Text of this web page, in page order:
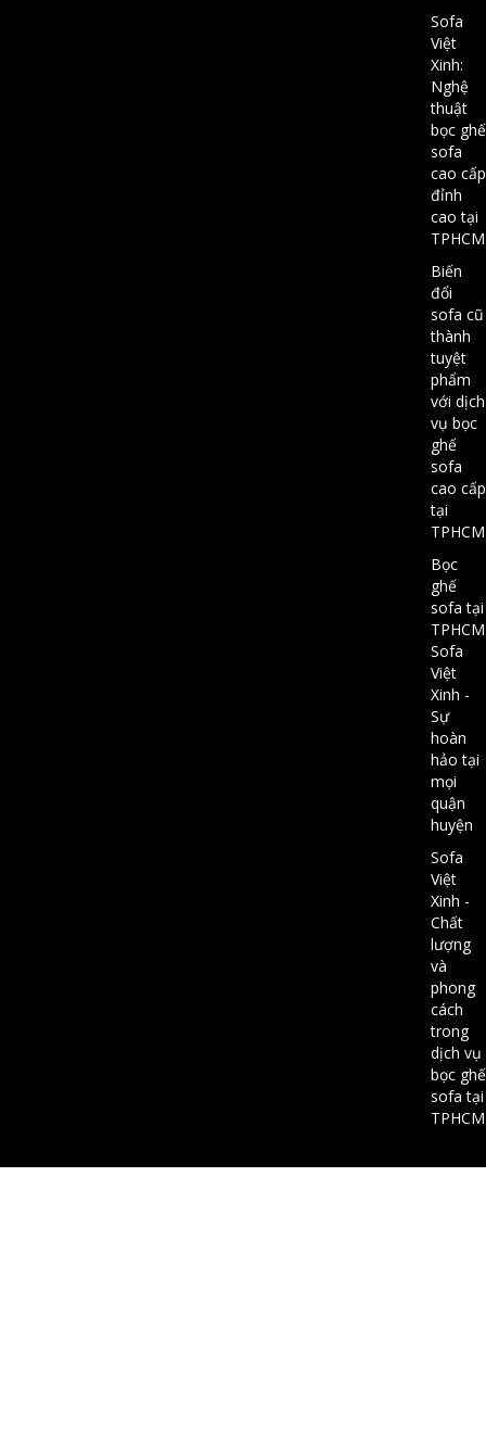
Sofa
Việt
Xinh:
Nghệ
thuật
bọc ghế
sofa
cao cấp
đỉnh
cao tại
TPHCM
Biến
đổi
sofa cũ
thành
tuyệt
phẩm
với dịch
vụ bọc
ghế
sofa
cao cấp
tại
TPHCM
Bọc
ghế
sofa tại
Sofa
Việt
Xinh -
Sự
hoàn
hảo tại
mọi
quận
huyện
Sofa
Việt
Xinh -
Chất
lượng
và
phong
cách
trong
dịch vụ
bọc ghế
sofa tại
TPHCM